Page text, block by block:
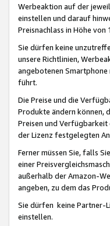
Werbeaktion auf der
einstellen und darauf
Preisnachlass in Höhe
Sie dürfen keine
unsere Richtlinien,
angebotenen Smartphone
führt.
Die Preise und die
Produkte ändern können,
Preisen und Verfügbarkeit
der Lizenz festgelegten
Ferner müssen Sie, falls
einer
außerhalb der Amazon-
angeben, zu dem das
Sie dürfen keine Partner-
einstellen.